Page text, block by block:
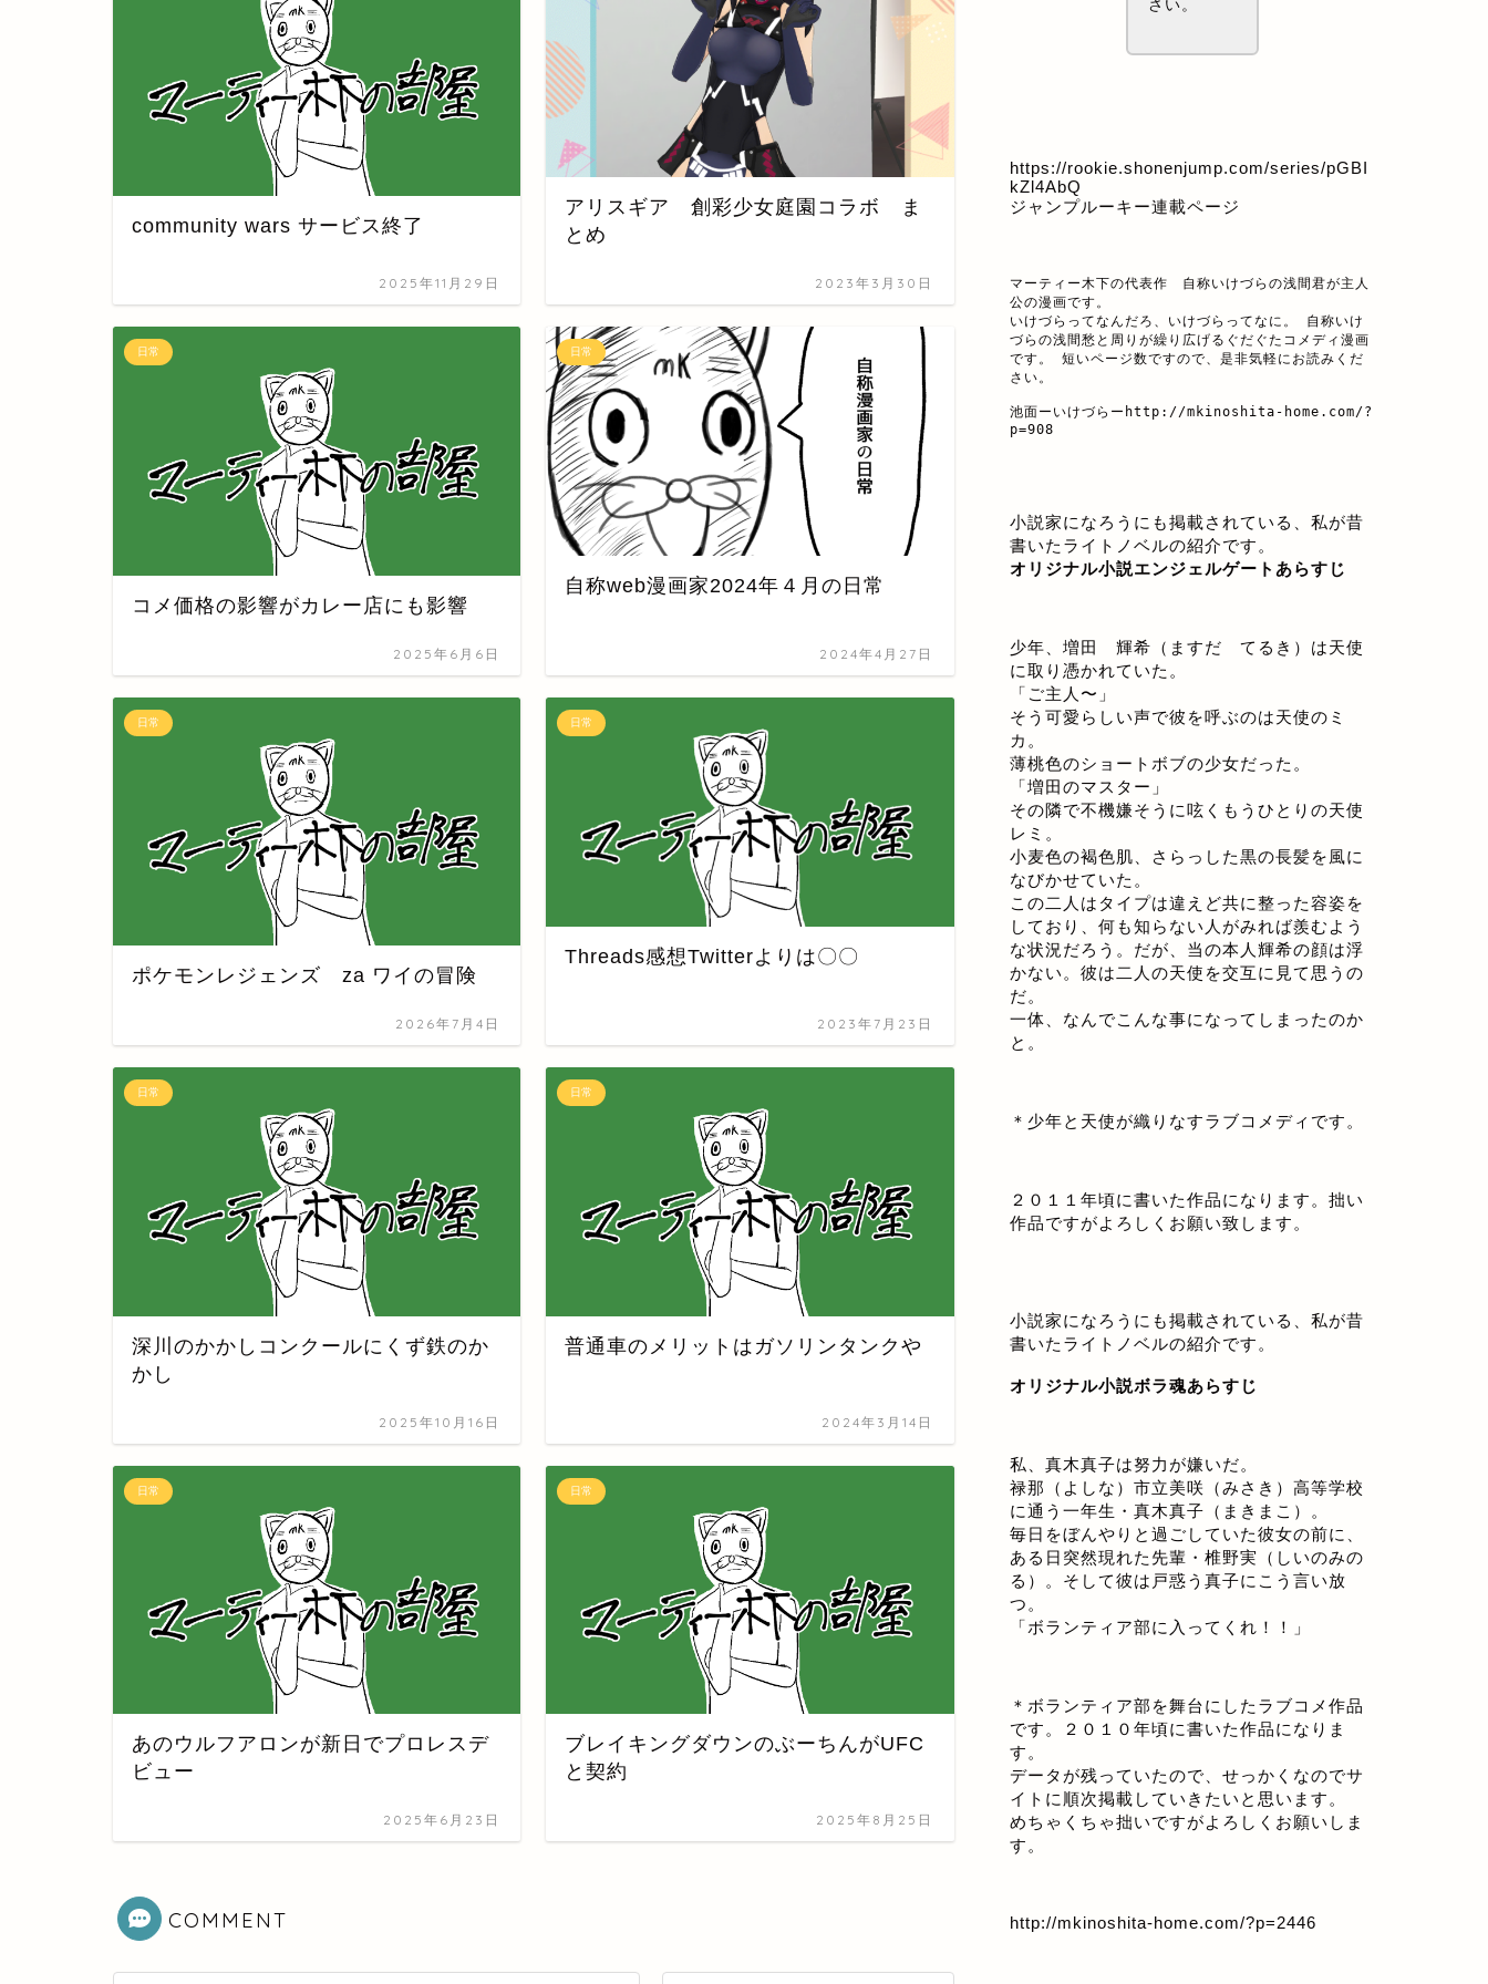
community wars サービス終了
2025年11月29日
アリスギア 創彩少女庭園コラボ ま
とめ
2023年3月30日
日常
コメ価格の影響がカレー店にも影響
2025年6月6日
日常
自称web漫画家2024年４月の日常
2024年4月27日
日常
ポケモンレジェンズ za ワイの冒険
2026年7月4日
日常
Threads感想Twitterよりは〇〇
2023年7月23日
日常
深川のかかしコンクールにくず鉄のか
かし
2025年10月16日
日常
普通車のメリットはガソリンタンクや
2024年3月14日
日常
あのウルフアロンが新日でプロレスデ
ビュー
2025年6月23日
日常
ブレイキングダウンのぶーちんがUFC
と契約
2025年8月25日
COMMENT
さい。
https://rookie.shonenjump.com/series/pGBI
kZl4AbQ
ジャンプルーキー連載ページ
マーティー木下の代表作　自称いけづらの浅間君が主人
公の漫画です。
いけづらってなんだろ、いけづらってなに。 自称いけ
づらの浅間愁と周りが繰り広げるぐだぐたコメディ漫画
です。 短いページ数ですので、是非気軽にお読みくだ
さい。
池面ーいけづらー http://mkinoshita-home.com/?
p=908
小説家になろうにも掲載されている、私が昔
書いたライトノベルの紹介です。
オリジナル小説エンジェルゲートあらすじ
少年、増田 輝希（ますだ てるき）は天使
に取り憑かれていた。
「ご主人〜」
そう可愛らしい声で彼を呼ぶのは天使のミ
カ。
薄桃色のショートボブの少女だった。
「増田のマスター」
その隣で不機嫌そうに呟くもうひとりの天使
レミ。
小麦色の褐色肌、さらっした黒の長髪を風に
なびかせていた。
この二人はタイプは違えど共に整った容姿を
しており、何も知らない人がみれば羨むよう
な状況だろう。だが、当の本人輝希の顔は浮
かない。彼は二人の天使を交互に見て思うの
だ。
一体、なんでこんな事になってしまったのか
と。
＊少年と天使が織りなすラブコメディです。
２０１１年頃に書いた作品になります。拙い
作品ですがよろしくお願い致します。
小説家になろうにも掲載されている、私が昔
書いたライトノベルの紹介です。
オリジナル小説ボラ魂あらすじ
私、真木真子は努力が嫌いだ。
禄那（よしな）市立美咲（みさき）高等学校
に通う一年生・真木真子（まきまこ）。
毎日をぼんやりと過ごしていた彼女の前に、
ある日突然現れた先輩・椎野実（しいのみの
る）。そして彼は戸惑う真子にこう言い放
つ。
「ボランティア部に入ってくれ！！」
＊ボランティア部を舞台にしたラブコメ作品
です。２０１０年頃に書いた作品になりま
す。
データが残っていたので、せっかくなのでサ
イトに順次掲載していきたいと思います。
めちゃくちゃ拙いですがよろしくお願いしま
す。
http://mkinoshita-home.com/?p=2446